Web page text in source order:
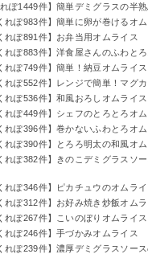
れぽ1449件】簡単デミグラスの半
れぽ983件】簡単に卵が巻けるオム
れぽ891件】お弁当用オムライス
れぽ883件】洋食屋さんのふわと
れぽ749件】簡単！納豆オムライス
れぽ552件】レンジで簡単！マグ
れぽ536件】和風おろしオムライス
れぽ449件】シェフのとろとろオ
れぽ396件】巻かないふわとろオム
れぽ390件】とろろ明太の和風オ
れぽ382件】きのこデミグラスソ
れぽ346件】ピカチュウのオムラ
れぽ312件】お好み焼き炒飯オム
れぽ267件】こいのぼりオムライス
れぽ246件】手づかみオムライス
れぽ239件】濃厚デミグラスソー